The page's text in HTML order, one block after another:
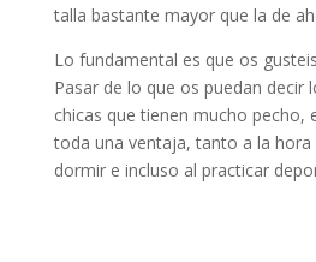
talla bastante mayor que la de
Lo fundamental es que os
Pasar de lo que os puedan decir
chicas que tienen mucho pecho,
toda una ventaja, tanto a la hora
dormir e incluso al practicar